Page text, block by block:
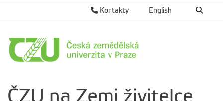
English
Kontakty
ČZU na Zemi živitelce